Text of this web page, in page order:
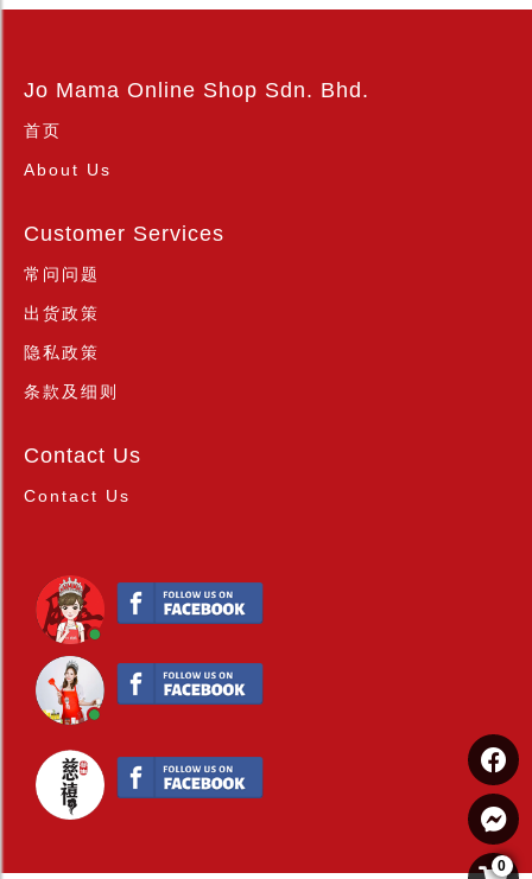
Jo Mama Online Shop Sdn. Bhd.
首页
About Us
Customer Services
常问问题
出货政策
隐私政策
条款及细则
Contact Us
Contact Us
0